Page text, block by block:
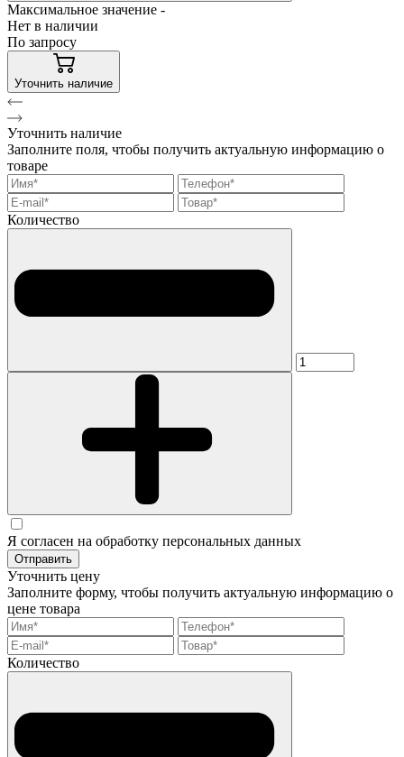
Максимальное значение -
Нет в наличии
По запросу
Уточнить наличие
Уточнить наличие
Заполните поля, чтобы получить актуальную информацию о
товаре
Количество
Я согласен на обработку персональных данных
Отправить
Уточнить цену
Заполните форму, чтобы получить актуальную информацию о
цене товара
Количество